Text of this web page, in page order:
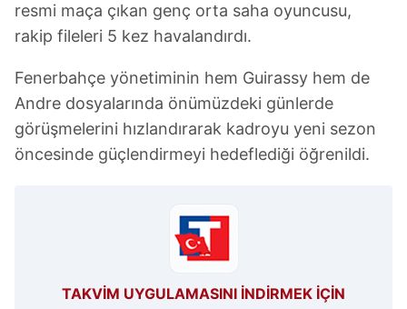
resmi maça çıkan genç orta saha oyuncusu,
rakip fileleri 5 kez havalandırdı.
Fenerbahçe yönetiminin hem Guirassy hem de
Andre dosyalarında önümüzdeki günlerde
görüşmelerini hızlandırarak kadroyu yeni sezon
öncesinde güçlendirmeyi hedeflediği öğrenildi.
TAKVİM UYGULAMASINI İNDİRMEK İÇİN